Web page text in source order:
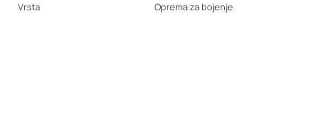
Vrsta
Oprema za bojenje